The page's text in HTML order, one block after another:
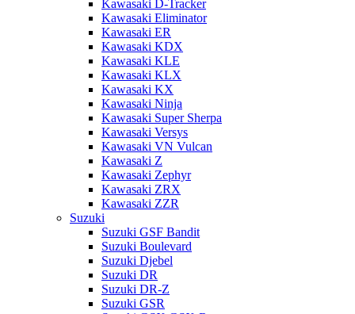
Kawasaki D-Tracker
Kawasaki Eliminator
Kawasaki ER
Kawasaki KDX
Kawasaki KLE
Kawasaki KLX
Kawasaki KX
Kawasaki Ninja
Kawasaki Super Sherpa
Kawasaki Versys
Kawasaki VN Vulcan
Kawasaki Z
Kawasaki Zephyr
Kawasaki ZRX
Kawasaki ZZR
Suzuki
Suzuki GSF Bandit
Suzuki Boulevard
Suzuki Djebel
Suzuki DR
Suzuki DR-Z
Suzuki GSR